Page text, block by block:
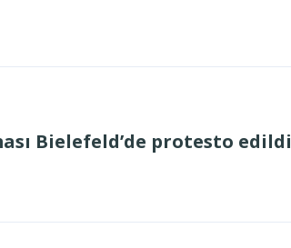
Bielefeld’de protesto edildi